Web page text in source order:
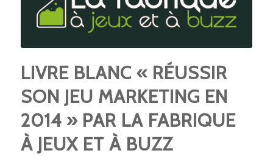
LIVRE BLANC « RÉUSSIR
SON JEU MARKETING EN
2014 » PAR LA FABRIQUE
À JEUX ET À BUZZ